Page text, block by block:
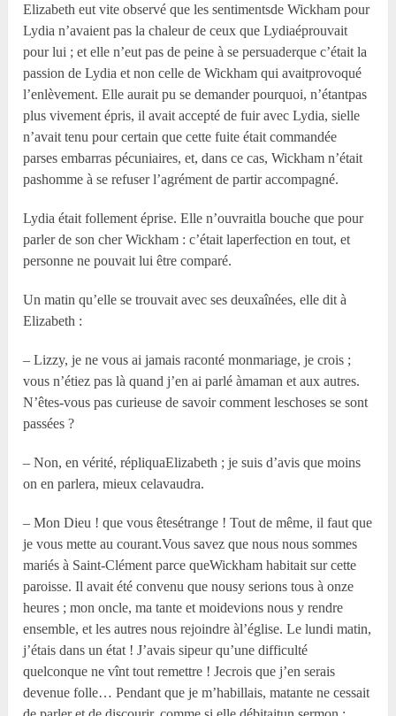
Elizabeth eut vite observé que les sentimentsde Wickham pour
Lydia n’avaient pas la chaleur de ceux que Lydiaéprouvait
pour lui ; et elle n’eut pas de peine à se persuaderque c’était la
passion de Lydia et non celle de Wickham qui avaitprovoqué
l’enlèvement. Elle aurait pu se demander pourquoi, n’étantpas
plus vivement épris, il avait accepté de fuir avec Lydia, sielle
n’avait tenu pour certain que cette fuite était commandée
parses embarras pécuniaires, et, dans ce cas, Wickham n’était
pashomme à se refuser l’agrément de partir accompagné.
Lydia était follement éprise. Elle n’ouvraitla bouche que pour
parler de son cher Wickham : c’était laperfection en tout, et
personne ne pouvait lui être comparé.
Un matin qu’elle se trouvait avec ses deuxaînées, elle dit à
Elizabeth :
– Lizzy, je ne vous ai jamais raconté monmariage, je crois ;
vous n’étiez pas là quand j’en ai parlé àmaman et aux autres.
N’êtes-vous pas curieuse de savoir comment leschoses se sont
passées ?
– Non, en vérité, répliquaElizabeth ; je suis d’avis que moins
on en parlera, mieux celavaudra.
– Mon Dieu ! que vous êtesétrange ! Tout de même, il faut que
je vous mette au courant.Vous savez que nous nous sommes
mariés à Saint-Clément parce queWickham habitait sur cette
paroisse. Il avait été convenu que nousy serions tous à onze
heures ; mon oncle, ma tante et moidevions nous y rendre
ensemble, et les autres nous rejoindre àl’église. Le lundi matin,
j’étais dans un état ! J’avais sipeur qu’une difficulté
quelconque ne vînt tout remettre ! Jecrois que j’en serais
devenue folle… Pendant que je m’habillais, matante ne cessait